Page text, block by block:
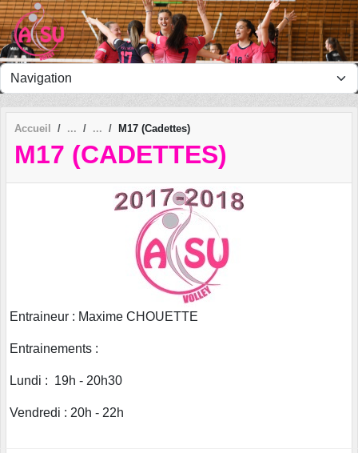
Accueil M17 (Cadettes)
M17 (CADETTES)
Entraineur : Maxime CHOUETTE
Entrainements :
Lundi : 19h - 20h30
Vendredi : 20h - 22h
Panneau de gestion des cookies